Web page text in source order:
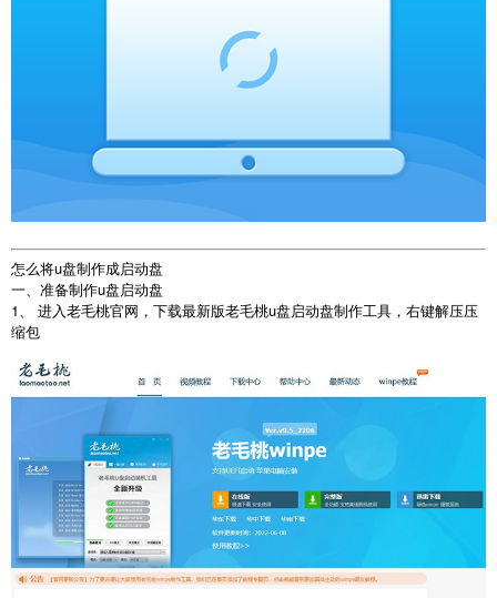
怎么将u盘制作成启动盘
一、准备制作u盘启动盘
1、 进入老毛桃官网，下载最新版老毛桃u盘启动盘制作工具，右键解压压
缩包